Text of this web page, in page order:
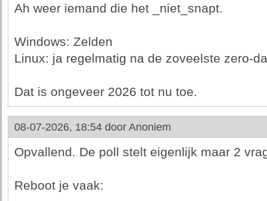
Ah weer iemand die het _niet_snapt.
Windows: Zelden
Linux: ja regelmatig na de zoveelste zero-
Dat is ongeveer 2026 tot nu toe.
08-07-2026, 18:54 door Anoniem
Opvallend. De poll stelt eigenlijk maar 2
Reboot je vaak: